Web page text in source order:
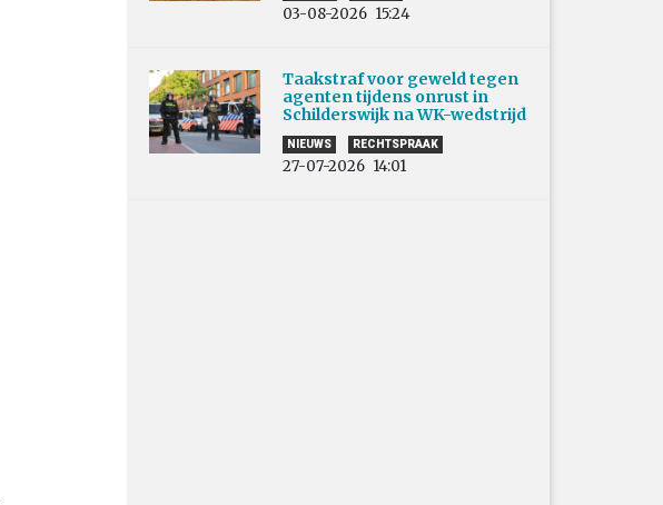
03-08-2026 15:24
Taakstraf voor geweld tegen
agenten tijdens onrust in
Schilderswijk na WK-wedstrijd
NIEUWS RECHTSPRAAK
27-07-2026 14:01